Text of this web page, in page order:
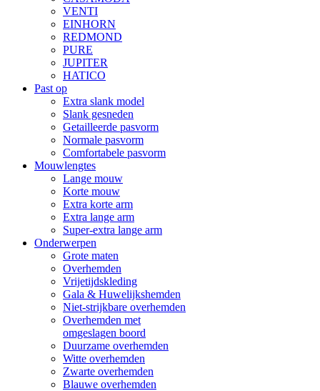
VENTI
EINHORN
REDMOND
PURE
JUPITER
HATICO
Past op
Extra slank model
Slank gesneden
Getailleerde pasvorm
Normale pasvorm
Comfortabele pasvorm
Mouwlengtes
Lange mouw
Korte mouw
Extra korte arm
Extra lange arm
Super-extra lange arm
Onderwerpen
Grote maten
Overhemden
Vrijetijdskleding
Gala & Huwelijkshemden
Niet-strijkbare overhemden
Overhemden met
omgeslagen boord
Duurzame overhemden
Witte overhemden
Zwarte overhemden
Blauwe overhemden